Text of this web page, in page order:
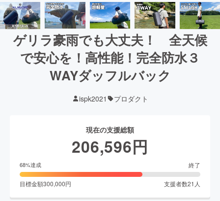
ゲリラ豪雨でも大丈夫！ 全天候
で安心を！高性能！完全防水３
WAYダッフルバック
ispk2021 プロダクト
現在の支援総額
206,596円
68%達成 終了
目標金額300,000円 支援者数21 人